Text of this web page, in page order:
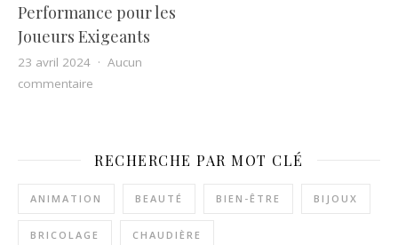
Performance pour les
Joueurs Exigeants
23 avril 2024
Aucun
commentaire
RECHERCHE PAR MOT CLÉ
ANIMATION BEAUTÉ BIEN-ÊTRE BIJOUX
BRICOLAGE CHAUDIÈRE